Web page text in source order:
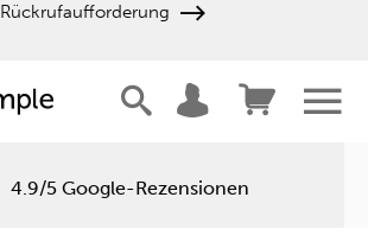
Rückrufaufforderung
4.9/5 Google-Rezensionen